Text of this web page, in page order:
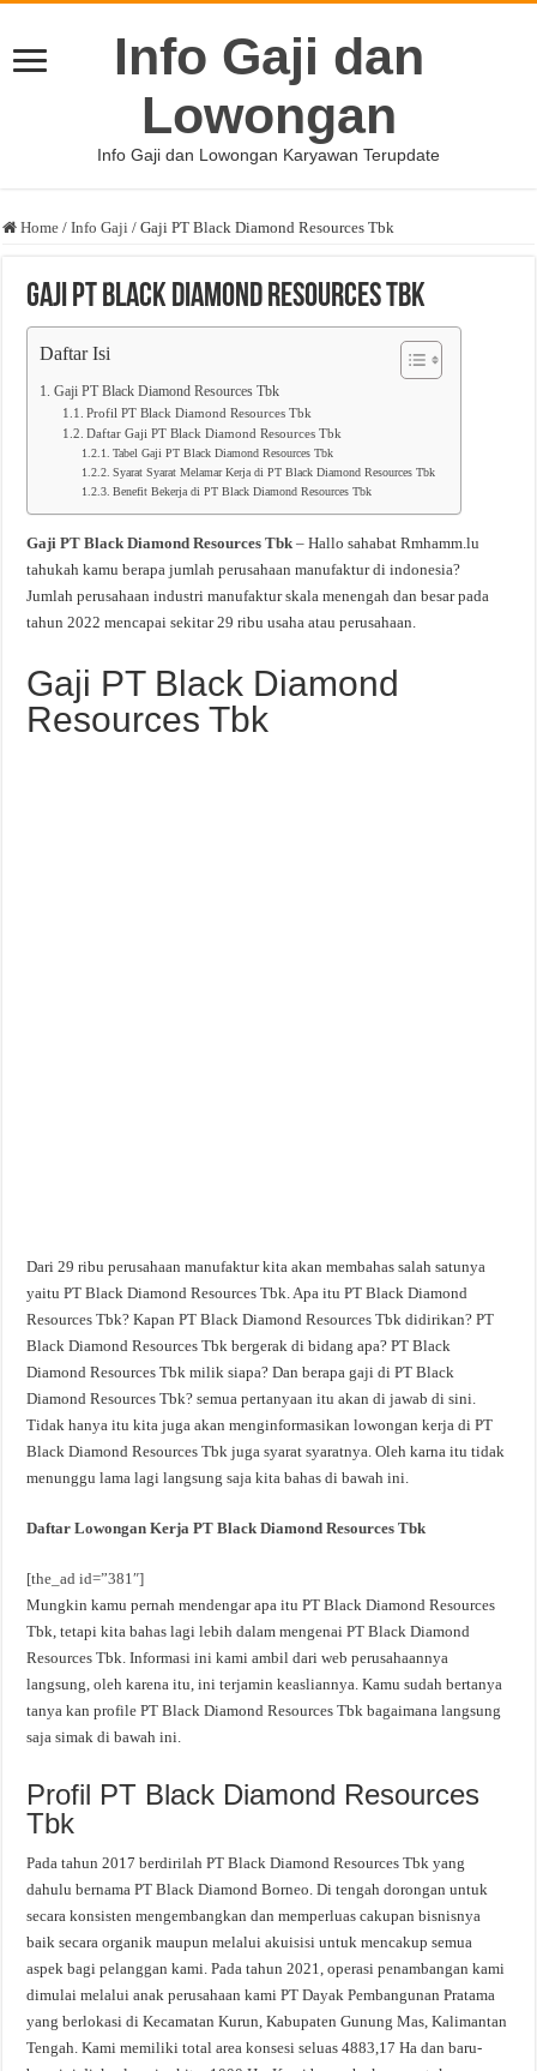
Info Gaji dan
Lowongan
Info Gaji dan Lowongan Karyawan Terupdate
Home / Info Gaji / Gaji PT Black Diamond Resources Tbk
Gaji PT Black Diamond Resources Tbk
Daftar Isi
Gaji PT Black Diamond Resources Tbk
Profil PT Black Diamond Resources Tbk
Daftar Gaji PT Black Diamond Resources Tbk
Tabel Gaji PT Black Diamond Resources Tbk
Syarat Syarat Melamar Kerja di PT Black Diamond Resources Tbk
Benefit Bekerja di PT Black Diamond Resources Tbk
Gaji PT Black Diamond Resources Tbk – Hallo sahabat Rmhamm.lu
tahukah kamu berapa jumlah perusahaan manufaktur di indonesia?
Jumlah perusahaan industri manufaktur skala menengah dan besar pada
tahun 2022 mencapai sekitar 29 ribu usaha atau perusahaan.
Gaji PT Black Diamond
Resources Tbk
Dari 29 ribu perusahaan manufaktur kita akan membahas salah satunya
yaitu PT Black Diamond Resources Tbk. Apa itu PT Black Diamond
Resources Tbk? Kapan PT Black Diamond Resources Tbk didirikan? PT
Black Diamond Resources Tbk bergerak di bidang apa? PT Black
Diamond Resources Tbk milik siapa? Dan berapa gaji di PT Black
Diamond Resources Tbk? semua pertanyaan itu akan di jawab di sini.
Tidak hanya itu kita juga akan menginformasikan lowongan kerja di PT
Black Diamond Resources Tbk juga syarat syaratnya. Oleh karna itu tidak
menunggu lama lagi langsung saja kita bahas di bawah ini.
Daftar Lowongan Kerja PT Black Diamond Resources Tbk
[the_ad id=”381″]
Mungkin kamu pernah mendengar apa itu PT Black Diamond Resources
Tbk, tetapi kita bahas lagi lebih dalam mengenai PT Black Diamond
Resources Tbk. Informasi ini kami ambil dari web perusahaannya
langsung, oleh karena itu, ini terjamin keasliannya. Kamu sudah bertanya
tanya kan profile PT Black Diamond Resources Tbk bagaimana langsung
saja simak di bawah ini.
Profil PT Black Diamond Resources
Tbk
Pada tahun 2017 berdirilah PT Black Diamond Resources Tbk yang
dahulu bernama PT Black Diamond Borneo. Di tengah dorongan untuk
secara konsisten mengembangkan dan memperluas cakupan bisnisnya
baik secara organik maupun melalui akuisisi untuk mencakup semua
aspek bagi pelanggan kami. Pada tahun 2021, operasi penambangan kami
dimulai melalui anak perusahaan kami PT Dayak Pembangunan Pratama
yang berlokasi di Kecamatan Kurun, Kabupaten Gunung Mas, Kalimantan
Tengah. Kami memiliki total area konsesi seluas 4883,17 Ha dan baru-